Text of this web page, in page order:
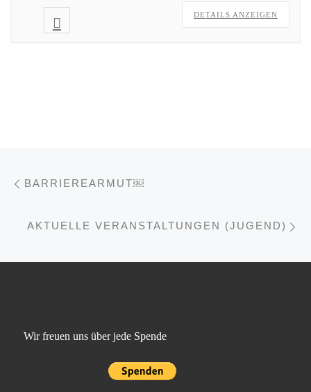
DETAILS ANZEIGEN
BARRIEREARMUT￼
AKTUELLE VERANSTALTUNGEN (JUGEND)
Wir freuen uns über jede Spende